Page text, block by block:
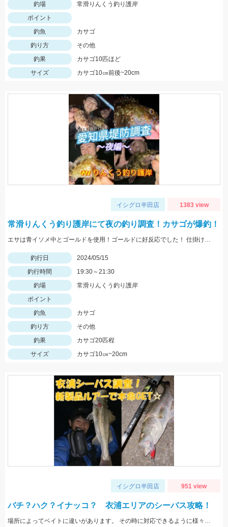
釣場
常滑りんくう釣り護岸
ポイント
釣魚
カサゴ
釣り方
その他
釣果
カサゴ10匹ほど
サイズ
カサゴ10㎝前後~20cm
イシグロ半田店 1383 view
常滑りんくう釣り護岸にて夜の釣り調査！カサゴが爆釣！
エサは青イソメ中とゴールドを使用！ゴールドに好反応でした！ 仕掛けはブラクリ3号が根がかりしづらくオススメです！
釣行日
2024/05/15
釣行時間
19:30～21:30
釣場
常滑りんくう釣り護岸
ポイント
釣魚
カサゴ
釣り方
その他
釣果
カサゴ20匹程
サイズ
カサゴ10㎝~20cm
イシグロ半田店 951 view
バチ？ハク？イナッコ？ 衣浦エリアのシーバス攻略！
場所によってベイトに違いがあります。 その時に対応できるように様々な種類のルアーを持っていきましょう！